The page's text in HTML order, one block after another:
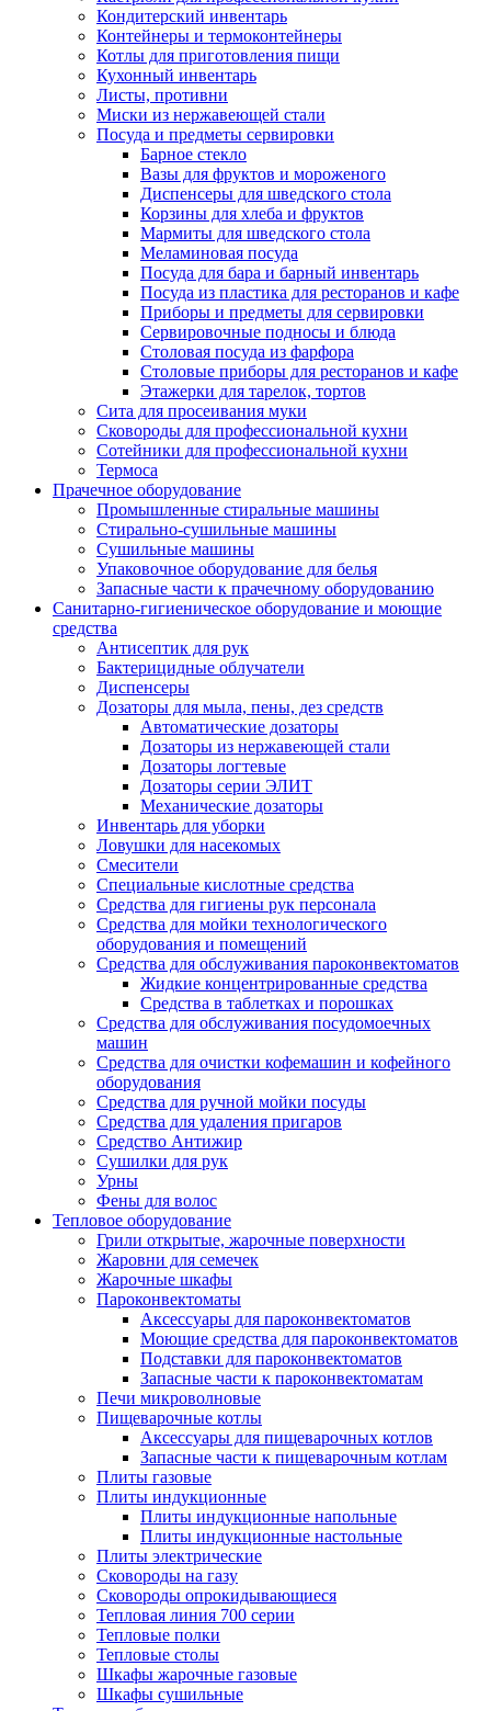
Кондитерский инвентарь
Контейнеры и термоконтейнеры
Котлы для приготовления пищи
Кухонный инвентарь
Листы, противни
Миски из нержавеющей стали
Посуда и предметы сервировки
Барное стекло
Вазы для фруктов и мороженого
Диспенсеры для шведского стола
Корзины для хлеба и фруктов
Мармиты для шведского стола
Меламиновая посуда
Посуда для бара и барный инвентарь
Посуда из пластика для ресторанов и кафе
Приборы и предметы для сервировки
Сервировочные подносы и блюда
Столовая посуда из фарфора
Столовые приборы для ресторанов и кафе
Этажерки для тарелок, тортов
Сита для просеивания муки
Сковороды для профессиональной кухни
Сотейники для профессиональной кухни
Термоса
Прачечное оборудование
Промышленные стиральные машины
Стирально-сушильные машины
Сушильные машины
Упаковочное оборудование для белья
Запасные части к прачечному оборудованию
Санитарно-гигиеническое оборудование и моющие
средства
Антисептик для рук
Бактерицидные облучатели
Диспенсеры
Дозаторы для мыла, пены, дез средств
Автоматические дозаторы
Дозаторы из нержавеющей стали
Дозаторы логтевые
Дозаторы серии ЭЛИТ
Механические дозаторы
Инвентарь для уборки
Ловушки для насекомых
Смесители
Специальные кислотные средства
Средства для гигиены рук персонала
Средства для мойки технологического
оборудования и помещений
Средства для обслуживания пароконвектоматов
Жидкие концентрированные средства
Средства в таблетках и порошках
Средства для обслуживания посудомоечных
машин
Средства для очистки кофемашин и кофейного
оборудования
Средства для ручной мойки посуды
Средства для удаления пригаров
Средство Антижир
Сушилки для рук
Урны
Фены для волос
Тепловое оборудование
Грили открытые, жарочные поверхности
Жаровни для семечек
Жарочные шкафы
Пароконвектоматы
Аксессуары для пароконвектоматов
Моющие средства для пароконвектоматов
Подставки для пароконвектоматов
Запасные части к пароконвектоматам
Печи микроволновые
Пищеварочные котлы
Аксессуары для пищеварочных котлов
Запасные части к пищеварочным котлам
Плиты газовые
Плиты индукционные
Плиты индукционные напольные
Плиты индукционные настольные
Плиты электрические
Сковороды на газу
Сковороды опрокидывающиеся
Тепловая линия 700 серии
Тепловые полки
Тепловые столы
Шкафы жарочные газовые
Шкафы сушильные